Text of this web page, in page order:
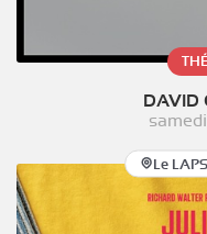
DAVID
Le